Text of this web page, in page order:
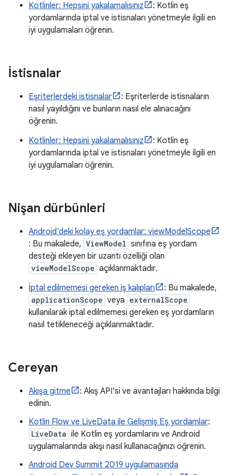
Kotlinler: Hepsini yakalamalısınız
: Kotlin eş
yordamlarında iptal ve istisnaları yönetmeyle ilgili en
iyi uygulamaları öğrenin.
İstisnalar
Eşriterlerdeki istisnalar
: Eşriterlerde istisnaların
nasıl yayıldığını ve bunların nasıl ele alınacağını
öğrenin.
Kotlinler: Hepsini yakalamalısınız
: Kotlin eş
yordamlarında iptal ve istisnaları yönetmeyle ilgili en
iyi uygulamaları öğrenin.
Nişan dürbünleri
Android'deki kolay eş yordamlar: viewModelScope
: Bu makalede, ViewModel sınıfına eş yordam
desteği ekleyen bir uzantı özelliği olan
viewModelScope açıklanmaktadır.
İptal edilmemesi gereken iş kalıpları
: Bu makalede,
applicationScope veya externalScope
kullanılarak iptal edilmemesi gereken eş yordamların
nasıl tetikleneceği açıklanmaktadır.
Cereyan
Akışa gitme
: Akış API'si ve avantajları hakkında bilgi
edinin.
Kotlin Flow ve LiveData ile Gelişmiş Eş yordamlar:
LiveData ile Kotlin eş yordamlarını ve Android
uygulamalarında akışı nasıl kullanacağınızı öğrenin.
Android Dev Summit 2019 uygulamasında